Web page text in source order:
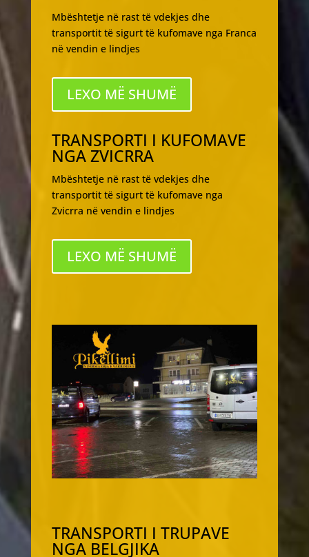
Mbështetje në rast të vdekjes dhe
transportit të sigurt të kufomave nga Franca
në vendin e lindjes
LEXO MË SHUMË
TRANSPORTI I KUFOMAVE
NGA ZVICRRA
Mbështetje në rast të vdekjes dhe
transportit të sigurt të kufomave nga
Zvicrra në vendin e lindjes
LEXO MË SHUMË
TRANSPORTI I TRUPAVE
NGA BELGJIKA